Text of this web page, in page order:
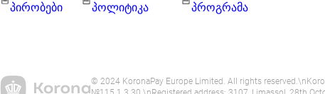
პირობები
პოლიტიკა
პროგრამა
© 2024 KoronaPay Europe Limited. All rights